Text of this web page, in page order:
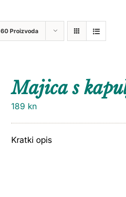
60 Proizvoda
Majica s
189 kn
Kratki opis